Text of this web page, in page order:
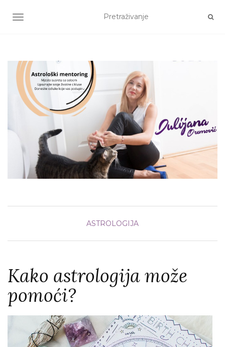
TOGGLE NAVIGATION
ASTROLOGIJA
Kako astrologija može
pomoći?